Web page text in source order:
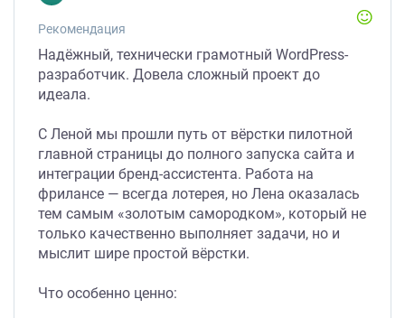
Рекомендация
Надёжный, технически грамотный WordPress-
разработчик. Довела сложный проект до
идеала.
С Леной мы прошли путь от вёрстки пилотной
главной страницы до полного запуска сайта и
интеграции бренд-ассистента. Работа на
фрилансе — всегда лотерея, но Лена оказалась
тем самым «золотым самородком», который не
только качественно выполняет задачи, но и
мыслит шире простой вёрстки.
Что особенно ценно: